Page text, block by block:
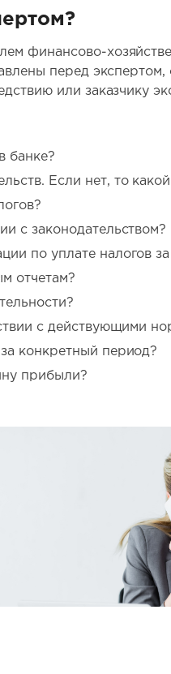
финансово-
перед
или заказчику
банке?
Если нет, то
с законодательством?
по уплате налогов
отчетам?
с действующими
конкретный период?
прибыли?